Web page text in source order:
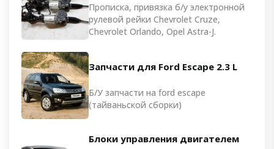
Прописка, привязка б/у электронной
рулевой рейки Chevrolet Cruze,
Chevrolet Orlando, Opel Astra-J.
Запчасти для Ford Escape 2.3 L
Б/У запчасти на ford escape
(тайваньской сборки)
Блоки управления двигателем